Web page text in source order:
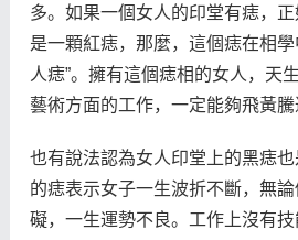
多。如果一個女人的印堂有痣，
是一顆紅痣，那麼，這個痣在相
人痣”。擁有這個痣相的女人，天
藝術方面的工作，一定能夠飛黃騰
也有說法認為女人印堂上的黑痣
的痣表示女子一生波折不斷，無
礙，一生運勢不良。工作上沒有